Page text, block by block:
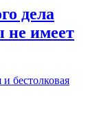
дела
не имеет